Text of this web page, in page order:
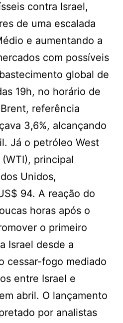
contra Israel,
de uma escalada
e aumentando a
com possíveis
global de
19h, no horário de
referência
3,6%, alcançando
Já o petróleo West
principal
Unidos,
94. A reação do
horas após o
o primeiro
Israel desde a
cessar-fogo mediado
entre Israel e
abril. O lançamento
por analistas